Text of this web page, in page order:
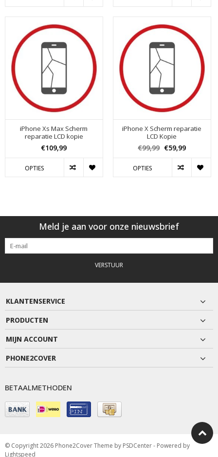
iPhone Xs Max Scherm
reparatie LCD kopie
€109,99
OPTIES
iPhone X Scherm reparatie
LCD Kopie
€99,99 €59,99
OPTIES
Meld je aan voor onze nieuwsbrief
VERSTUUR
KLANTENSERVICE
PRODUCTEN
MIJN ACCOUNT
PHONE2COVER
BETAALMETHODEN
© Copyright 2026 Phone2Cover Theme by PSDCenter- Powered by
Lightspeed